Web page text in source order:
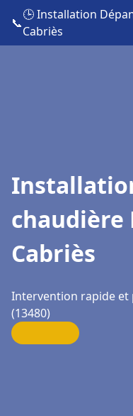
📞
🕒 Installation
Cabriès
chaudière
Cabriès
Intervention rapide et
(13480)